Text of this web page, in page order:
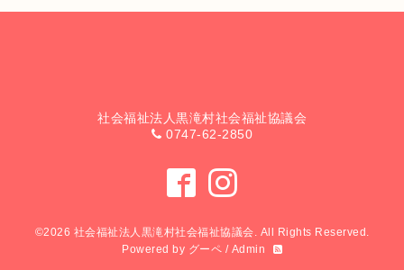
社会福祉法人黒滝村社会福祉協議会
0747-62-2850
©2026 社会福祉法人黒滝村社会福祉協議会 . All Rights Reserved.
Powered by グーペ / Admin